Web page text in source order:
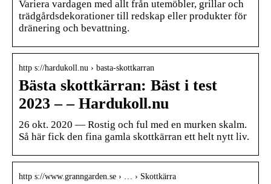
Variera vardagen med allt från utemöbler, grillar och
trädgårdsdekorationer till redskap eller produkter för
dränering och bevattning.
http s://hardukoll.nu › basta-skottkarran
Bästa skottkärran: Bäst i test
2023 – – Hardukoll.nu
26 okt. 2020 — Rostig och ful med en murken skalm.
Så här fick den fina gamla skottkärran ett helt nytt liv.
http s://www.granngarden.se › … › Skottkärra